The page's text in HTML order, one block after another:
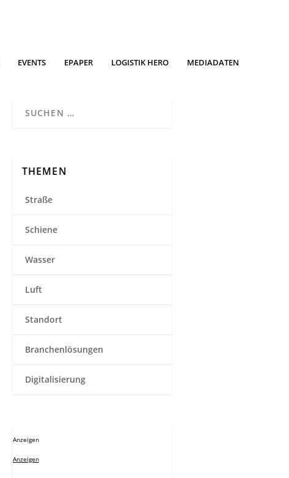
EVENTS EPAPER LOGISTIK HERO MEDIADATEN
THEMEN
Straße
Schiene
Wasser
Luft
Standort
Branchenlösungen
Digitalisierung
Anzeigen
Anzeigen